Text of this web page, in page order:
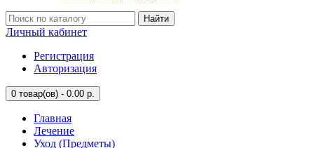
Найти
Личный кабинет
Регистрация
Авторизация
0 товар(ов) - 0.00 р.
Главная
Лечение
Уход (Предметы)